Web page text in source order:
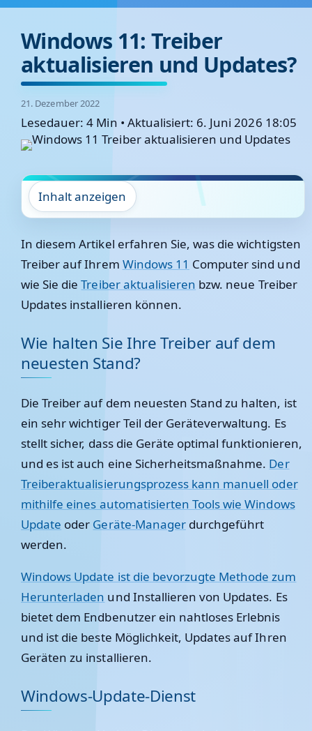
Windows 11: Treiber
aktualisieren und Updates?
21. Dezember 2022
Lesedauer: 4 Min • Aktualisiert: 6. Juni 2026 18:05
Inhalt anzeigen
In diesem Artikel erfahren Sie, was die wichtigsten
Treiber auf Ihrem Windows 11 Computer sind und
wie Sie dieTreiber aktualisieren bzw. neue Treiber
Updates installieren können.
Wie halten Sie Ihre Treiber auf dem
neuesten Stand?
Die Treiber auf dem neuesten Stand zu halten, ist
ein sehr wichtiger Teil der Geräteverwaltung. Es
stellt sicher, dass die Geräte optimal funktionieren,
und es ist auch eine Sicherheitsmaßnahme. Der
Treiberaktualisierungsprozess kann manuell oder
mithilfe eines automatisierten Tools wie Windows
Update oder Geräte-Managerdurchgeführt
werden.
Windows Update ist die bevorzugte Methode zum
Herunterladen und Installieren von Updates. Es
bietet dem Endbenutzer ein nahtloses Erlebnis
und ist die beste Möglichkeit, Updates auf Ihren
Geräten zu installieren.
Windows-Update-Dienst